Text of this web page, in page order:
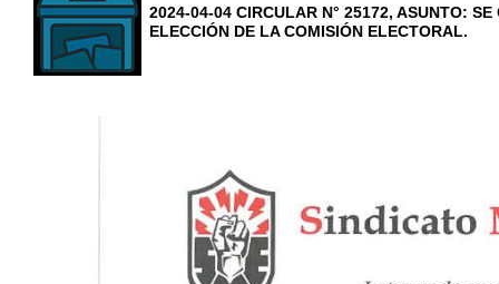
2024-04-04 CIRCULAR N° 25172, ASUNTO:
ELECCIÓN DE LA COMISIÓN ELECTORAL.